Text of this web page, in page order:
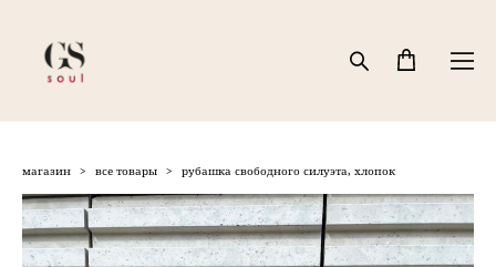
магазин > все товары > рубашка свободного силуэта, хлопок